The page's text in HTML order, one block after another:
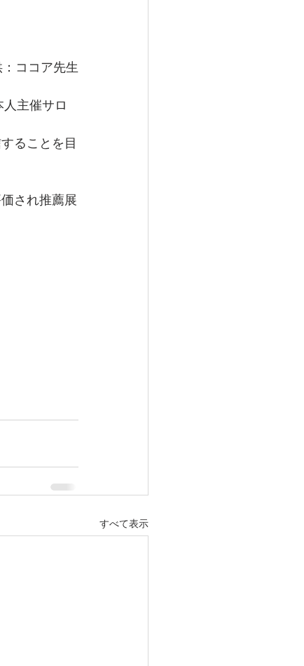
ココア先生
主催サロ
ることを目
され推薦展
すべて表示